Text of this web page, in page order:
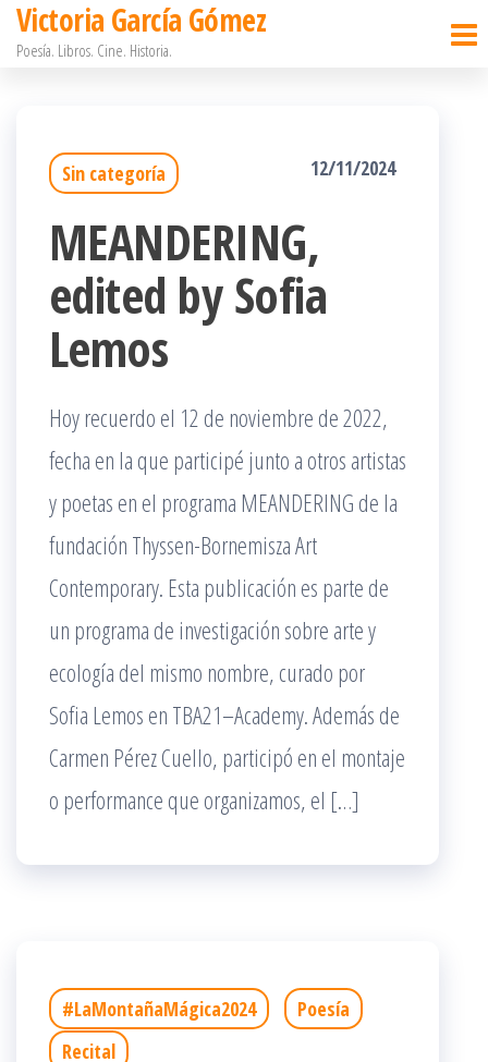
Saltar
Victoria García Gómez
Poesía. Libros. Cine. Historia.
Sin categoría 12/11/2024
MEANDERING,
edited by Sofia
Lemos
Hoy recuerdo el 12 de noviembre de 2022,
fecha en la que participé junto a otros artistas
y poetas en el programa MEANDERING de la
fundación Thyssen-Bornemisza Art
Contemporary. Esta publicación es parte de
un programa de investigación sobre arte y
ecología del mismo nombre, curado por
Sofia Lemos en TBA21–Academy. Además de
Carmen Pérez Cuello, participó en el montaje
o performance que organizamos, el […]
#LaMontañaMágica2024
Poesía
Recital